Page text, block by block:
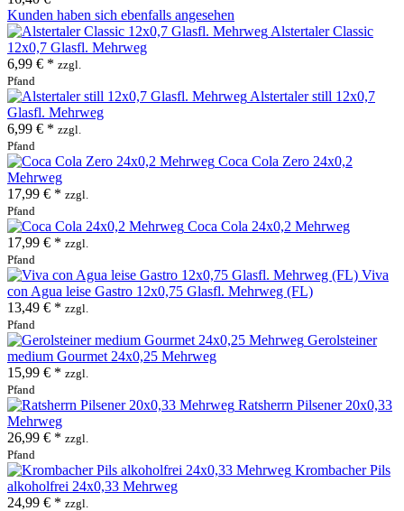
Kunden haben sich ebenfalls angesehen
Alstertaler Classic
12x0,7 Glasfl. Mehrweg
6,99 € * zzgl.
Pfand
Alstertaler still 12x0,7
Glasfl. Mehrweg
6,99 € * zzgl.
Pfand
Coca Cola Zero 24x0,2
Mehrweg
17,99 € * zzgl.
Pfand
Coca Cola 24x0,2 Mehrweg
17,99 € * zzgl.
Pfand
Viva
con Agua leise Gastro 12x0,75 Glasfl. Mehrweg (FL)
13,49 € * zzgl.
Pfand
Gerolsteiner
medium Gourmet 24x0,25 Mehrweg
15,99 € * zzgl.
Pfand
Ratsherrn Pilsener 20x0,33
Mehrweg
26,99 € * zzgl.
Pfand
Krombacher Pils
alkoholfrei 24x0,33 Mehrweg
24,99 € * zzgl.